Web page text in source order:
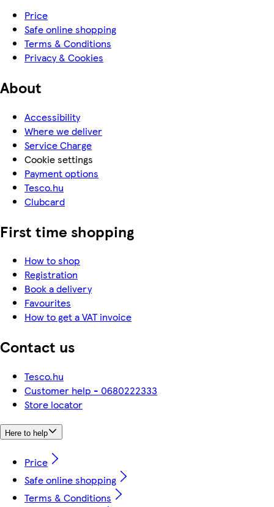
Price
Safe online shopping
Terms & Conditions
Privacy & Cookies
About
Accessibility
Where we deliver
Service Charge
Cookie settings
Payment options
Tesco.hu
Clubcard
First time shopping
How to shop
Registration
Book a delivery
Favourites
How to get a VAT invoice
Contact us
Tesco.hu
Customer help - 0680222333
Store locator
Here to help
Price
Safe online shopping
Terms & Conditions